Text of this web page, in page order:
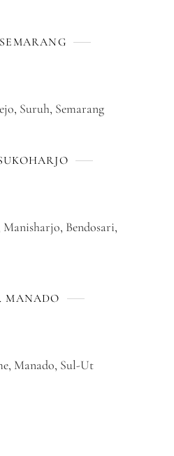
Suruh, Semarang
Bendosari,
MANADO
Manado, Sul-Ut